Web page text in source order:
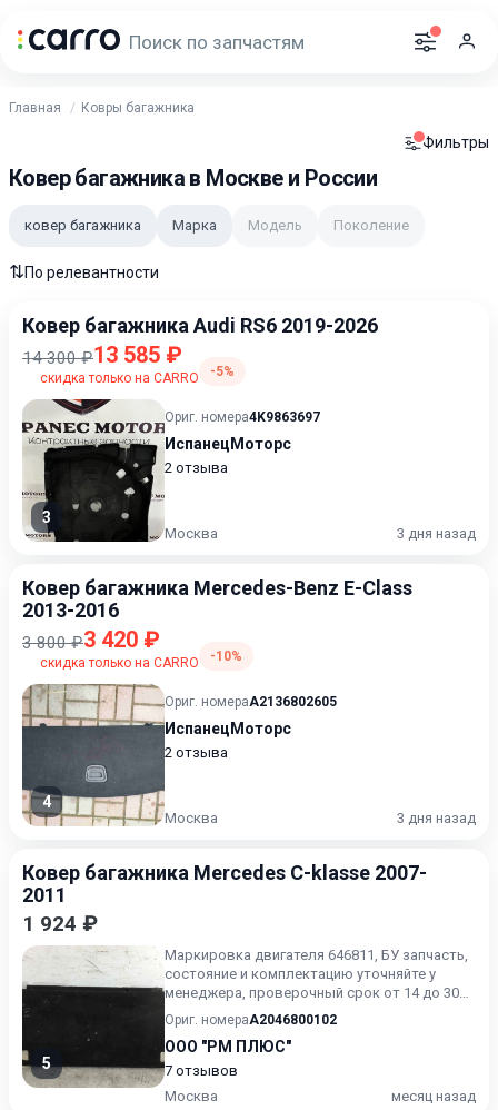
Главная Ковры багажника
Фильтры
Ковер багажника в Москве и России
ковер багажника Марка Модель Поколение
⇅По релевантности
Ковер багажника Audi RS6 2019-2026
14 300 ₽13 585 ₽
скидка только на CARRO -5%
3
Ориг. номера4K9863697
ИспанецМоторс
2 отзыва
Москва 3 дня назад
Ковер багажника Mercedes-Benz E-Class
2013-2016
3 800 ₽3 420 ₽
скидка только на CARRO -10%
4
Ориг. номераA2136802605
ИспанецМоторс
2 отзыва
Москва 3 дня назад
Ковер багажника Mercedes C-klasse 2007-
2011
1 924 ₽
5
Маркировка двигателя 646811, БУ запчасть,
состояние и комплектацию уточняйте у
менеджера, проверочный срок от 14 до 30
дней.
Ориг. номераA2046800102
ООО "РМ ПЛЮС"
7 отзывов
Москва
месяц назад